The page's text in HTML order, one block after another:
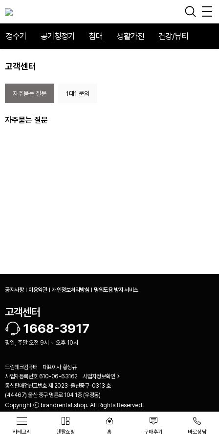
정수기 공기청정기 침대 생활가전 건강/뷰티
고객센터
자주묻는 질문 1대1 문의
자주묻는 질문
공지사항 이용약관 개인정보처리방침 명의도용 방지 서비스
고객센터
1668-3917
평일, 주말 오전 9시 ~ 오후 10시
드림테크컴퓨터 대표이사 황성규
사업자등록번호 610-06-63162
사업자정보확인
통신판매업신고번호 제 2023-울산중구-0313 호
(44467) 울산 중구 명륜로 104 1층 (우정동)
Copyright ⓒ brandrental.shop. All Rights Reserved.
카테고리 렌탈쇼핑 홈 구매후기 바로상담
비교하기(0)